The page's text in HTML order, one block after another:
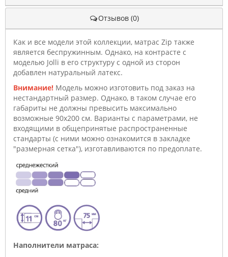
Отзывов (0)
Как и все модели этой коллекции, матрас Zip также
является беспружинным. Однако, на контрасте с
моделью Jolli в его структуру с одной из сторон
добавлен натуральный латекс.
Внимание! Модель можно изготовить под заказ на
нестандартный размер. Однако, в таком случае его
габариты не должны превысить максимально
возможные 90х200 см. Варианты с параметрами, не
входящими в общепринятые распространенные
стандарты (с ними можно ознакомится в закладке
"размерная сетка"), изготавливаются по предоплате.
Наполнители матраса: